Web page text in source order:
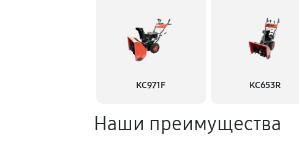
KC971F KC653R
Наши преимущества